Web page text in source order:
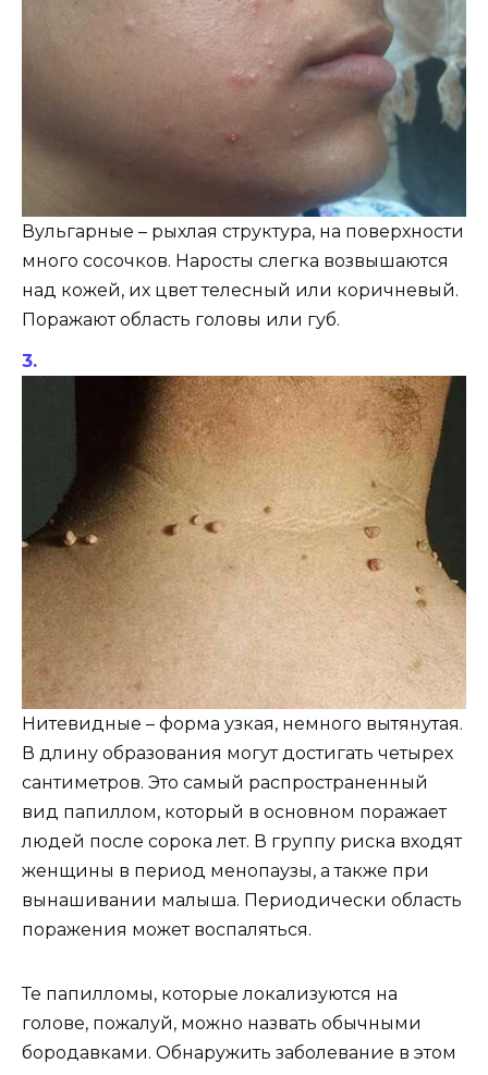
Вульгарные – рыхлая структура, на поверхности
много сосочков. Наросты слегка возвышаются
над кожей, их цвет телесный или коричневый.
Поражают область головы или губ.
Нитевидные – форма узкая, немного вытянутая.
В длину образования могут достигать четырех
сантиметров. Это самый распространенный
вид папиллом, который в основном поражает
людей после сорока лет. В группу риска входят
женщины в период менопаузы, а также при
вынашивании малыша. Периодически область
поражения может воспаляться.
Те папилломы, которые локализуются на
голове, пожалуй, можно назвать обычными
бородавками. Обнаружить заболевание в этом